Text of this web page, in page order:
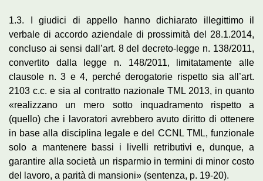
1.3. I giudici di appello hanno dichiarato illegittimo il
verbale di accordo aziendale di prossimità del 28.1.2014,
concluso ai sensi dall’art. 8 del decreto-legge n. 138/2011,
convertito dalla legge n. 148/2011, limitatamente alle
clausole n. 3 e 4, perché derogatorie rispetto sia all’art.
2103 c.c. e sia al contratto nazionale TML 2013, in quanto
«realizzano un mero sotto inquadramento rispetto a
(quello) che i lavoratori avrebbero avuto diritto di ottenere
in base alla disciplina legale e del CCNL TML, funzionale
solo a mantenere bassi i livelli retributivi e, dunque, a
garantire alla società un risparmio in termini di minor costo
del lavoro, a parità di mansioni» (sentenza, p. 19-20).